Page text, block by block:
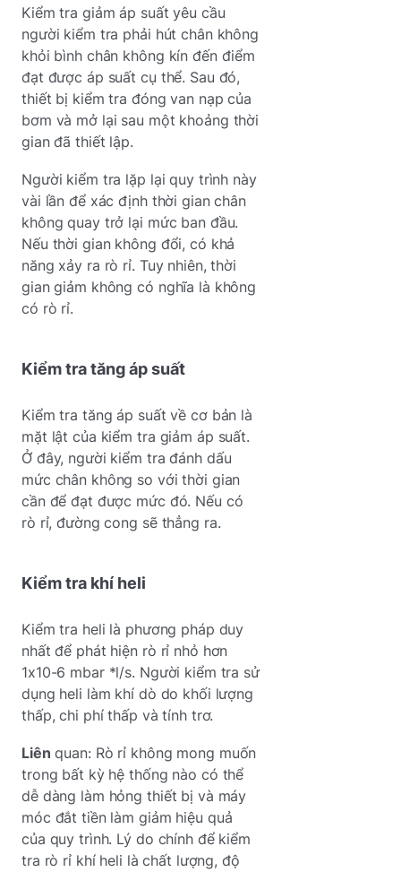
Kiểm tra giảm áp suất yêu cầu
người kiểm tra phải hút chân không
khỏi bình chân không kín đến điểm
đạt được áp suất cụ thể. Sau đó,
thiết bị kiểm tra đóng van nạp của
bơm và mở lại sau một khoảng thời
gian đã thiết lập.
Người kiểm tra lặp lại quy trình này
vài lần để xác định thời gian chân
không quay trở lại mức ban đầu.
Nếu thời gian không đổi, có khả
năng xảy ra rò rỉ. Tuy nhiên, thời
gian giảm không có nghĩa là không
có rò rỉ.
Kiểm tra tăng áp suất
Kiểm tra tăng áp suất về cơ bản là
mặt lật của kiểm tra giảm áp suất.
Ở đây, người kiểm tra đánh dấu
mức chân không so với thời gian
cần để đạt được mức đó. Nếu có
rò rỉ, đường cong sẽ thẳng ra.
Kiểm tra khí heli
Kiểm tra heli là phương pháp duy
nhất để phát hiện rò rỉ nhỏ hơn
1x10-6 mbar *l/s. Người kiểm tra sử
dụng heli làm khí dò do khối lượng
thấp, chi phí thấp và tính trơ.
Liên quan: Rò rỉ không mong muốn
trong bất kỳ hệ thống nào có thể
dễ dàng làm hỏng thiết bị và máy
móc đắt tiền làm giảm hiệu quả
của quy trình. Lý do chính để kiểm
tra rò rỉ khí heli là chất lượng, độ